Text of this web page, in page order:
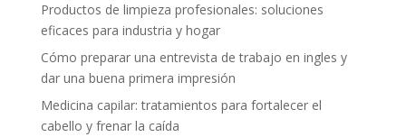
Productos de limpieza profesionales: soluciones
eficaces para industria y hogar
Cómo preparar una entrevista de trabajo en ingles y
dar una buena primera impresión
Medicina capilar: tratamientos para fortalecer el
cabello y frenar la caída